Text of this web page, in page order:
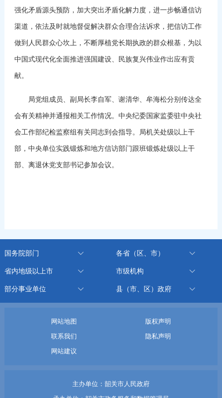
强化矛盾源头预防，加大突出矛盾化解力度，进一步畅通信访
渠道，依法及时就地督促解决群众合理合法诉求，把信访工作
做到人民群众心坎上，不断厚植党长期执政的群众根基，为以
中国式现代化全面推进强国建设、民族复兴伟业作出应有贡
献。
局党组成员、副局长李自军、谢清华、牟海松分别传达全
会有关精神并通报相关工作情况。中央纪委国家监委驻中央社
会工作部纪检监察组有关同志到会指导。局机关处级以上干
部，中央单位实践锻炼和地方信访部门跟班锻炼处级以上干
部、离退休党支部书记参加会议。
国务院部门 各省（区、市）
省内地级以上市 市级机构
部分事业单位 县（市、区）政府
网站地图
版权声明
联系我们
隐私声明
网站建议
主办单位：韶关市人民政府